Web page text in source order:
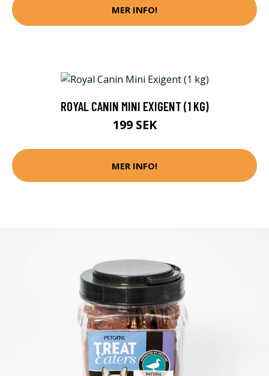
MER INFO!
ROYAL CANIN MINI EXIGENT (1 KG)
199 SEK
MER INFO!